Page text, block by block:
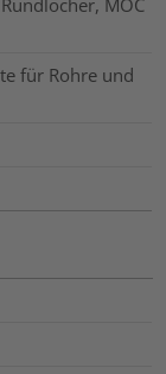
MOC
für Rohre und